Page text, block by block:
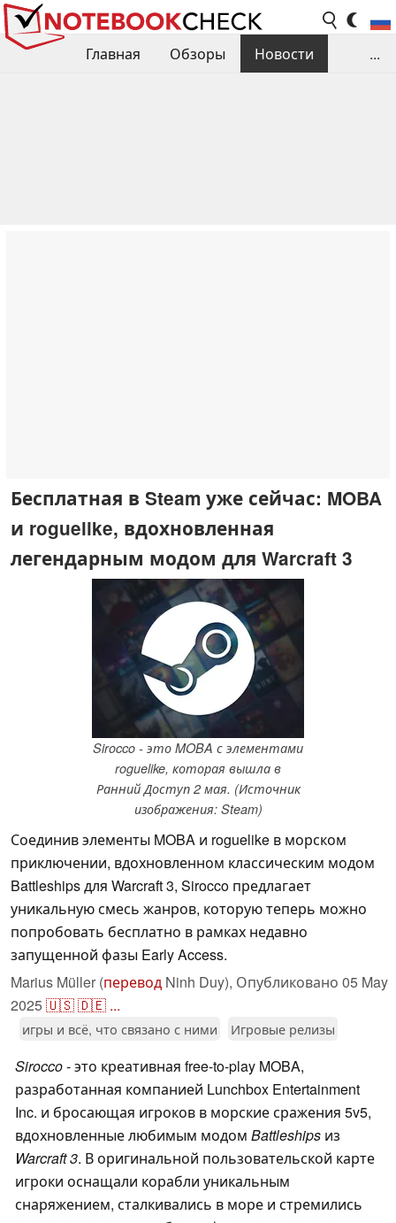
Главная Обзоры
Новости
...
Бесплатная в Steam уже сейчас: MOBA
и roguelike, вдохновленная
легендарным модом для Warcraft 3
Sirocco - это MOBA с элементами
roguelike, которая вышла в
Ранний Доступ 2 мая. (Источник
изображения: Steam)
Соединив элементы MOBA и roguelike в морском
приключении, вдохновленном классическим модом
Battleships для Warcraft 3, Sirocco предлагает
уникальную смесь жанров, которую теперь можно
попробовать бесплатно в рамках недавно
запущенной фазы Early Access.
Marius Müller (перевод Ninh Duy), Опубликовано 05 May
2025🇺🇸🇩🇪 ...
игры и всё, что связано с ними Игровые релизы
Sirocco- это креативная free-to-play MOBA,
разработанная компанией Lunchbox Entertainment
Inc. и бросающая игроков в морские сражения 5v5,
вдохновленные любимым модом Battleships из
Warcraft 3. В оригинальной пользовательской карте
игроки оснащали корабли уникальным
снаряжением, сталкивались в море и стремились